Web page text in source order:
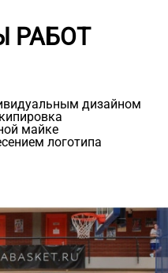
РАБОТ